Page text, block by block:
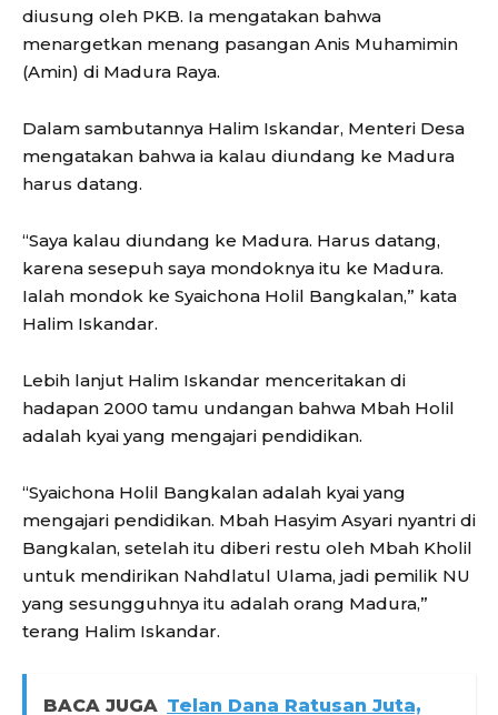
diusung oleh PKB. Ia mengatakan bahwa
menargetkan menang pasangan Anis Muhamimin
(Amin) di Madura Raya.
Dalam sambutannya Halim Iskandar, Menteri Desa
mengatakan bahwa ia kalau diundang ke Madura
harus datang.
“Saya kalau diundang ke Madura. Harus datang,
karena sesepuh saya mondoknya itu ke Madura.
Ialah mondok ke Syaichona Holil Bangkalan,” kata
Halim Iskandar.
Lebih lanjut Halim Iskandar menceritakan di
hadapan 2000 tamu undangan bahwa Mbah Holil
adalah kyai yang mengajari pendidikan.
“Syaichona Holil Bangkalan adalah kyai yang
mengajari pendidikan. Mbah Hasyim Asyari nyantri di
Bangkalan, setelah itu diberi restu oleh Mbah Kholil
untuk mendirikan Nahdlatul Ulama, jadi pemilik NU
yang sesungguhnya itu adalah orang Madura,”
terang Halim Iskandar.
BACA JUGA Telan Dana Ratusan Juta,